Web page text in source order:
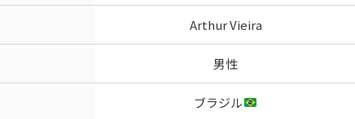
Arthur Vieira
男性
ブラジル